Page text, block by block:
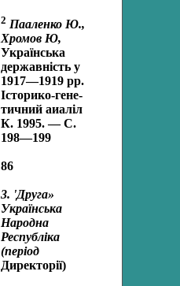
2 Пааленко Ю.,
Хромов Ю,
Українська
державність у
1917—1919 рр.
Історико-гене-
тичний аиаліл
К. 1995. — С.
198—199
86
3. 'Друга»
Українська
Народна
Республіка
(період
Директорії)